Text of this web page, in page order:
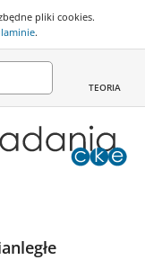
pliki cookies.
.
TEORIA